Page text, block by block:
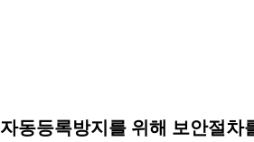
자동등록방지를 위해 보안절차